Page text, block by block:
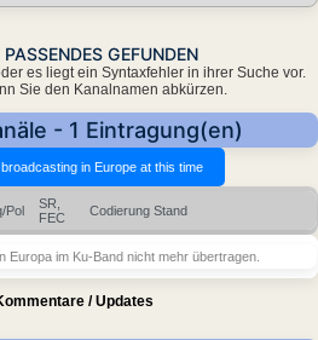
GEFUNDEN
es liegt ein Syntaxfehler in ihrer Suche vor.
Sie den Kanalnamen abkürzen.
- 1 Eintragung(en)
Pol
SR,
FEC
Codierung Stand
Europa im Ku-Band nicht mehr übertragen.
/ Updates